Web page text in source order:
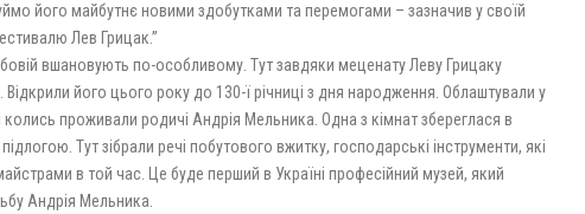
його майбутнє новими здобутками та перемогами – зазначив у своїй
Лев Грицак.”
вшановують по-особливому. Тут завдяки меценату Леву Грицаку
його цього року до 130-ї річниці з дня народження. Облаштували у
колись проживали родичі Андрія Мельника. Одна з кімнат збереглася в
Тут зібрали речі побутового вжитку, господарські інструменти, які
в той час. Це буде перший в Україні професійний музей, який
Андрія Мельника.